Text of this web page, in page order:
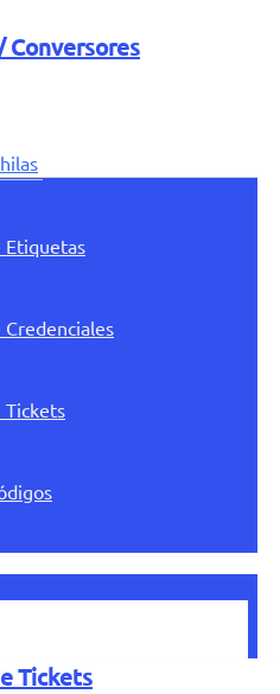
Conversores
Etiquetas
Tickets
Tickets